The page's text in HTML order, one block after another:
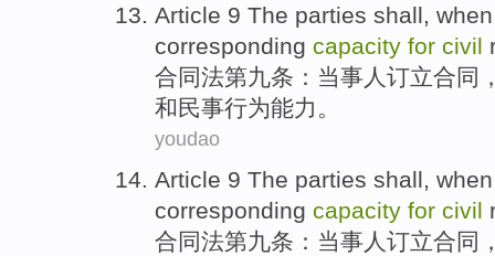
Article 9 The parties shall ,
corresponding capacity for civil
合同法第九条： 当事人 订立合同
和 民事行为能力。
youdao
Article 9 The parties shall,
corresponding capacity for civil
合同法第九条： 当事人 订立合同